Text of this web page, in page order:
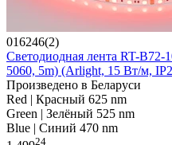
016246(2)
Светодиодная лента RT-
5060, 5m) (Arlight, 15 Вт/м,
Произведено в Беларуси
Red | Красный 625 nm
Green | Зелёный 525 nm
Blue | Синий 470 nm
24